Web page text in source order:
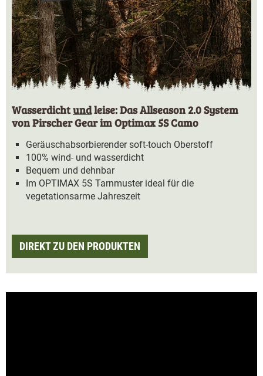
Wasserdichtundleise: Das Allseason 2.0 System
von Pirscher Gear im Optimax 5S Camo
Geräuschabsorbierender soft-touch Oberstoff
100% wind- und wasserdicht
Bequem und dehnbar
Im OPTIMAX 5S Tarnmuster ideal für die
vegetationsarme Jahreszeit
DIREKT ZU DEN PRODUKTEN